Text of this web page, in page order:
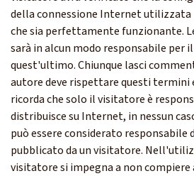
della connessione Internet utilizzata
che sia perfettamente funzionante.
sarà in alcun modo responsabile per
quest'ultimo. Chiunque lasci
autore deve rispettare questi termini
ricorda che solo il visitatore è
distribuisce su Internet, in nessun
può essere considerato responsabile
pubblicato da un visitatore.
visitatore si impegna a non